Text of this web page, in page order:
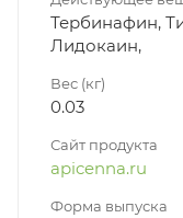
Тербинафин,
Лидокаин,
Вес (кг)
0.03
Сайт продукта
apicenna.ru
Форма выпуска